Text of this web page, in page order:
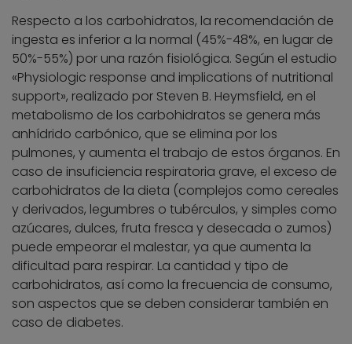
Respecto a los carbohidratos, la recomendación de
ingesta es inferior a la normal (45%-48%, en lugar de
50%-55%) por una razón fisiológica. Según el estudio
«Physiologic response and implications of nutritional
support», realizado por Steven B. Heymsfield, en el
metabolismo de los carbohidratos se genera más
anhídrido carbónico, que se elimina por los
pulmones, y aumenta el trabajo de estos órganos. En
caso de insuficiencia respiratoria grave, el exceso de
carbohidratos de la dieta (complejos como cereales
y derivados, legumbres o tubérculos, y simples como
azúcares, dulces, fruta fresca y desecada o zumos)
puede empeorar el malestar, ya que aumenta la
dificultad para respirar. La cantidad y tipo de
carbohidratos, así como la frecuencia de consumo,
son aspectos que se deben considerar también en
caso de diabetes.